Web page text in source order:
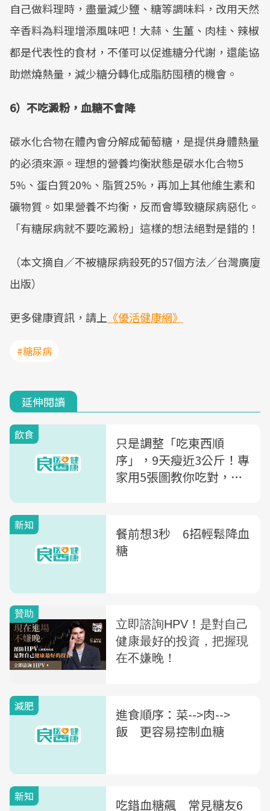
自己做料理時，盡量減少鹽、糖等調味料，改用天然
辛香料為料理增添風味吧！大蒜、生薑、肉桂、辣椒
都是代表性的食材，不僅可以促進糖分代謝，還能協
助燃燒熱量，減少糖分轉化成脂肪囤積的機會。
6）不吃澱粉，血糖不會降
碳水化合物在體內會分解成葡萄糖，是提供身體熱量
的必須來源。理想的營養均衡狀態是碳水化合物5
5%、蛋白質20%、脂質25%，再加上其他維生素和
礦物質。如果營養不均衡，反而會導致糖尿病惡化。
「有糖尿病就不要吃澱粉」這樣的想法絕對是錯的！
（本文摘自／不被糖尿病殺死的57個方法／台灣廣廈
出版）
更多健康資訊，請上 《優活健康網》
#糖尿病
延伸閱讀
飲食
只是調整「吃東西順
序」，9天瘦近3公斤！專
家用5張圖教你吃對，連
新知
餐前想3秒 6招輕鬆降血
糖
減肥
進食順序：菜-->肉-->
飯 更容易控制血糖
新知 吃錯血糖飆 常見糖友6